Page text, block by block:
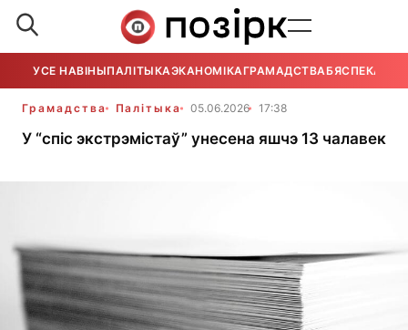
УСЕ НАВІНЫПАЛІТЫКАЭКАНОМІКАГРАМАДСТВАБЯСПЕКА
Грамадства Палітыка 05.06.2026 17:38
У “спіс экстрэмістаў” унесена яшчэ 13 чалавек